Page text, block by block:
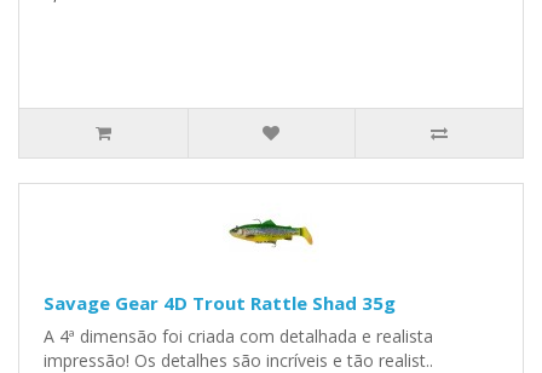
Savage Gear 4D Trout Rattle Shad 35g
A 4ª dimensão foi criada com detalhada e realista
impressão! Os detalhes são incríveis e tão realist..